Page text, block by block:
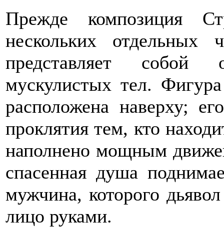
Прежде композиция
нескольких
представляет собой
мускулистых тел.
расположена наверху;
проклятия тем, кто
наполнено мощным
спасенная душа
мужчина, которого
лицо руками.